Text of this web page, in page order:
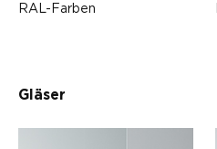
RAL-Farben
Gläser